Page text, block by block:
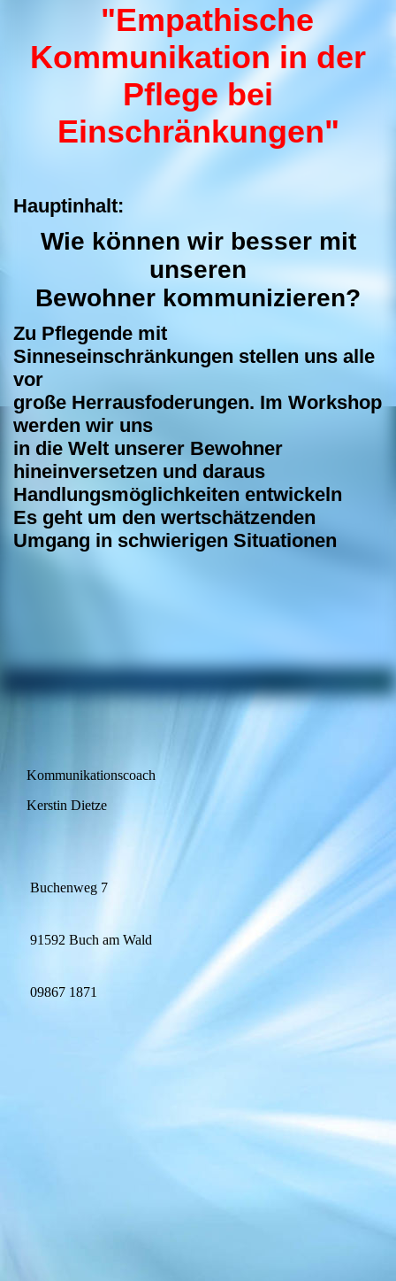
"Empathische
Kommunikation in der
Pflege bei
Einschränkungen"
Hauptinhalt:
Wie können wir besser mit
unseren
Bewohner kommunizieren?
Zu Pflegende mit
Sinneseinschränkungen stellen uns alle
vor
große Herrausfoderungen. Im Workshop
werden wir uns
in die Welt unserer Bewohner
hineinversetzen und daraus
Handlungsmöglichkeiten entwickeln
Es geht um den wertschätzenden
Umgang in schwierigen Situationen
Kommunikationscoach
Kerstin Dietze
Buchenweg 7
91592 Buch am Wald
09867 1871